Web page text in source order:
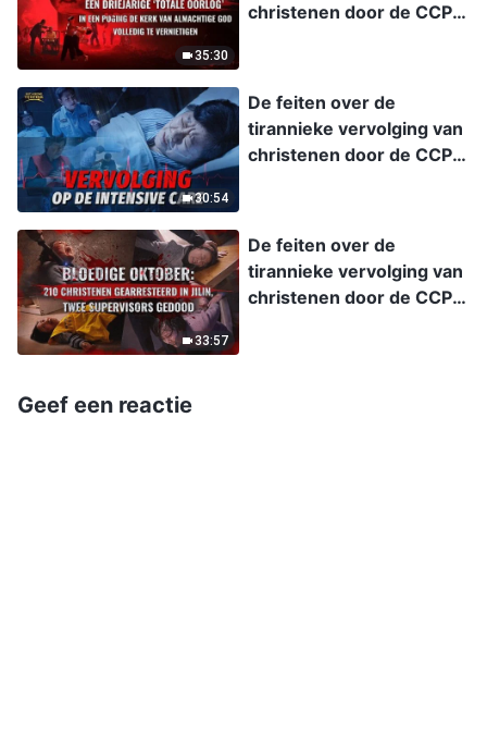
35:30
christenen door de CCP,
oorlog’ in een poging De
Kerk van Almachtige God
volledig te vernietigen.
30:54
De feiten over de
tirannieke vervolging van
christenen door de CCP,
zieke christen:
Vervolging op de
intensive care
33:57
De feiten over de
tirannieke vervolging van
christenen door de CCP,
Geef een reactie